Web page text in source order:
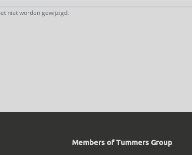
niet worden gewijzigd.
Members of Tummers Group